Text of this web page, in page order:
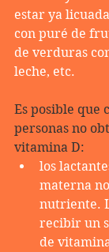
estar ya
con puré de
de verduras
leche, etc.
Es posible que
personas no
vitamina D:
los
materna
nutriente.
recibir un
de